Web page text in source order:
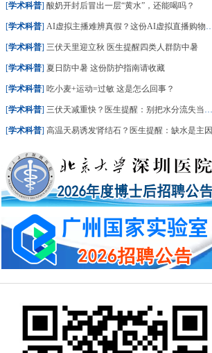
[学术科普] 酸奶开封后冒出一层“黄水”，还能喝吗？
[学术科普] AI虚拟主播难辨真假？这份AI虚拟直播购物指南请收好
[学术科普] 三伏天里迎立秋 医生提醒四类人群防中暑
[学术科普] 夏日防中暑 这份防护指南请收藏
[学术科普] 吃小麦+运动=过敏 这是怎么回事？
[学术科普] 三伏天减重快？医生提醒：别把水分流失当成减脂
[学术科普] 高温天易诱发肾结石？医生提醒：缺水是主因